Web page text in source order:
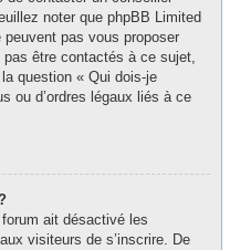
noter que phpBB Limited
pas vous proposer
être contactés à ce sujet,
question « Qui dois-je
ou d’ordres légaux liés à ce
forum ait désactivé les
visiteurs de s’inscrire. De